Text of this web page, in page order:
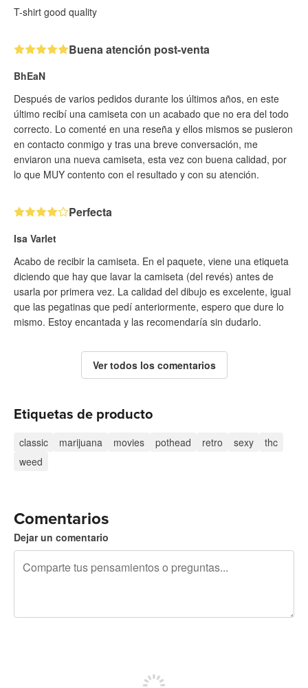
T-shirt good quality
Buena atención post-venta
BhEaN
Después de varios pedidos durante los últimos años, en este
último recibí una camiseta con un acabado que no era del todo
correcto. Lo comenté en una reseña y ellos mismos se pusieron
en contacto conmigo y tras una breve conversación, me
enviaron una nueva camiseta, esta vez con buena calidad, por
lo que MUY contento con el resultado y con su atención.
Perfecta
Isa Varlet
Acabo de recibir la camiseta. En el paquete, viene una etiqueta
diciendo que hay que lavar la camiseta (del revés) antes de
usarla por primera vez. La calidad del dibujo es excelente, igual
que las pegatinas que pedí anteriormente, espero que dure lo
mismo. Estoy encantada y las recomendaría sin dudarlo.
Ver todos los comentarios
Etiquetas de producto
classic marijuana movies pothead retro sexy
thc
weed
Comentarios
Dejar un comentario